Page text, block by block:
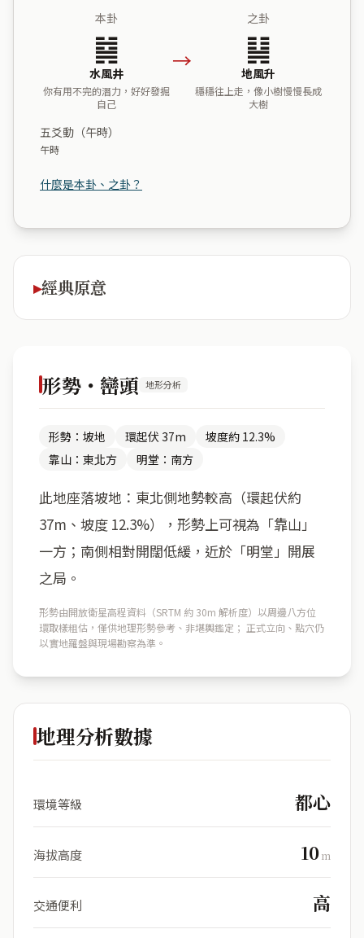
本卦
䷯
水風井
你有用不完的潛力，好好發掘
自己
→
之卦
䷭
地風升
穩穩往上走，像小樹慢慢長成
大樹
五爻動（午時）
午時
什麼是本卦、之卦？
經典原意
形勢・巒頭 地形分析
形勢：坡地 環起伏 37m
坡度約 12.3%
靠山：東北方
明堂：南方
此地座落坡地：東北側地勢較高（環起伏約
37m、坡度 12.3%），形勢上可視為「靠山」
一方；南側相對開闊低緩，近於「明堂」開展
之局。
形勢由開放衛星高程資料（SRTM 約 30m 解析度）以周邊八方位
環取樣粗估，僅供地理形勢參考、非堪輿鑑定； 正式立向、點穴仍
以實地羅盤與現場勘察為準。
地理分析數據
環境等級 都心
海拔高度 10m
交通便利 高